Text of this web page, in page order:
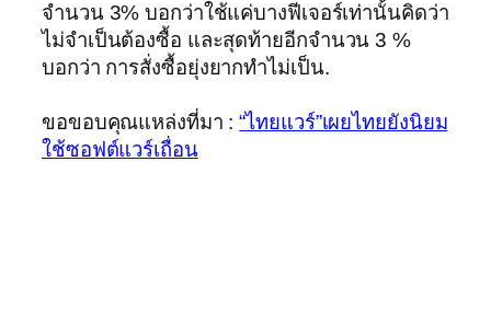
จำนวน 3% บอกว่าใช้แค่บางฟีเจอร์เท่านั้นคิดว่า
ไม่จำเป็นต้องซื้อ และสุดท้ายอีกจำนวน 3 %
บอกว่า การสั่งซื้อยุ่งยากทำไม่เป็น.
ขอขอบคุณแหล่งที่มา :“ไทยแวร์”เผยไทยยังนิยม
ใช้ซอฟต์แวร์เถื่อน